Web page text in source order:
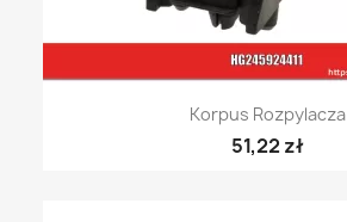
Korpus Rozpylacza
51,22 zł